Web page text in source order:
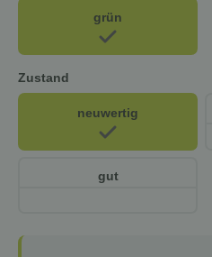
grün
Zustand
neuwertig
gut